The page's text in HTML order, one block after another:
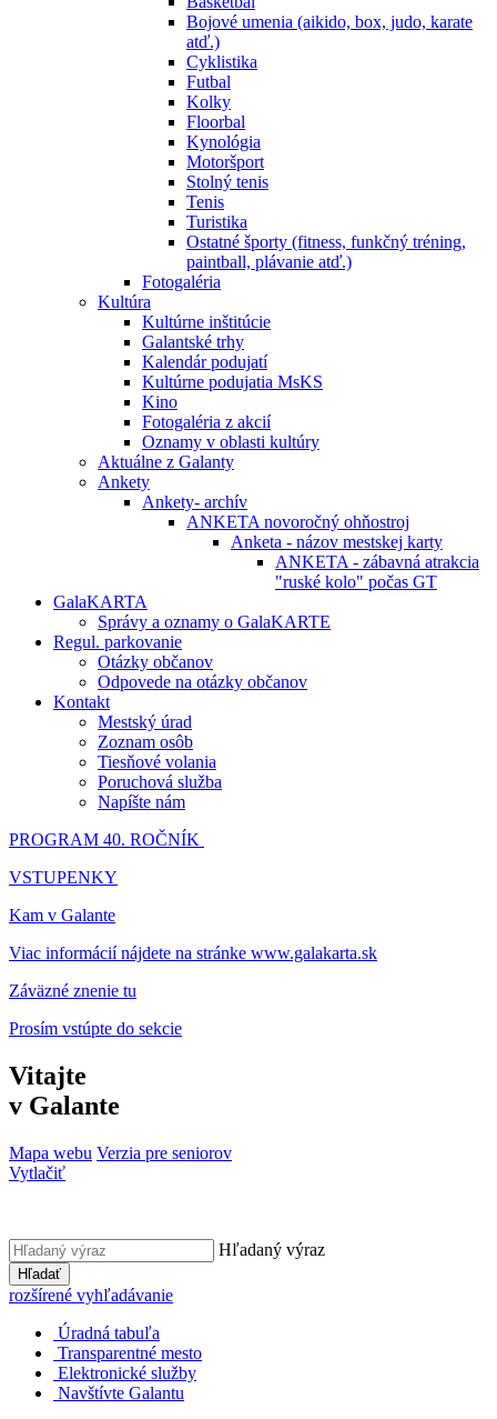
Bojové umenia (aikido, box, judo, karate
atď.)
Cyklistika
Futbal
Kolky
Floorbal
Kynológia
Motoršport
Stolný tenis
Tenis
Turistika
Ostatné športy (fitness, funkčný tréning,
paintball, plávanie atď.)
Fotogaléria
Kultúra
Kultúrne inštitúcie
Galantské trhy
Kalendár podujatí
Kultúrne podujatia MsKS
Kino
Fotogaléria z akcií
Oznamy v oblasti kultúry
Aktuálne z Galanty
Ankety
Ankety- archív
ANKETA novoročný ohňostroj
Anketa - názov mestskej karty
ANKETA - zábavná atrakcia
"ruské kolo" počas GT
GalaKARTA
Správy a oznamy o GalaKARTE
Regul. parkovanie
Otázky občanov
Odpovede na otázky občanov
Kontakt
Mestský úrad
Zoznam osôb
Tiesňové volania
Poruchová služba
Napíšte nám
PROGRAM 40. ROČNÍK
VSTUPENKY
Kam v Galante
Viac informácií nájdete na stránke www.galakarta.sk
Záväzné znenie tu
Prosím vstúpte do sekcie
Vitajte
v Galante
Mapa webu Verzia pre seniorov
Vytlačiť
Hľadaný výraz
Hľadať
rozšírené vyhľadávanie
Úradná tabuľa
Transparentné mesto
Elektronické služby
Navštívte Galantu